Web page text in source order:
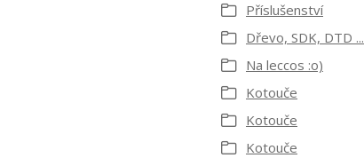
Příslušenství
Dřevo, SDK, DTD ...
Na leccos :o)
Kotouče
Kotouče
Kotouče